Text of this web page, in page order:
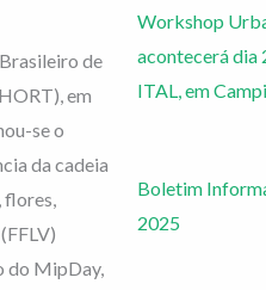
de
em
se o
da cadeia
flores,
do MipDay,
Workshop
acontecerá dia
ITAL, em
Boletim
2025